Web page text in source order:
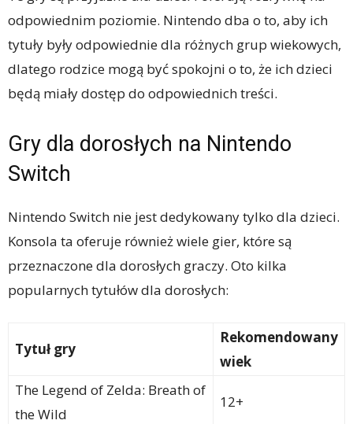
odpowiednim poziomie. Nintendo dba o to, aby ich
tytuły były odpowiednie dla różnych grup wiekowych,
dlatego rodzice mogą być spokojni o to, że ich dzieci
będą miały dostęp do odpowiednich treści.
Gry dla dorosłych na Nintendo
Switch
Nintendo Switch nie jest dedykowany tylko dla dzieci.
Konsola ta oferuje również wiele gier, które są
przeznaczone dla dorosłych graczy. Oto kilka
popularnych tytułów dla dorosłych:
Tytuł gry
Rekomendowany
wiek
The Legend of Zelda: Breath of
the Wild
12+